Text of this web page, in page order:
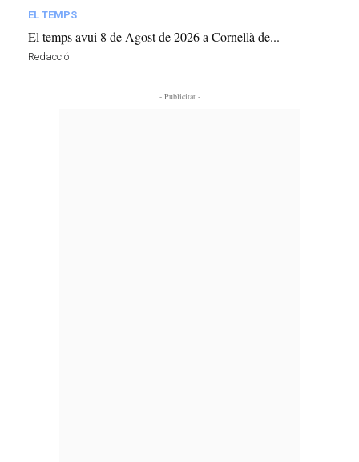
EL TEMPS
El temps avui 8 de Agost de 2026 a Cornellà de...
Redacció
- Publicitat -